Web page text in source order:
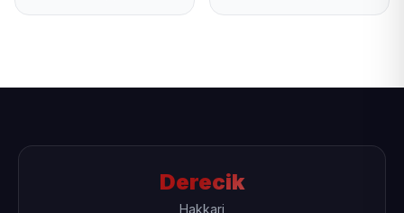
Derecik
Hakkari